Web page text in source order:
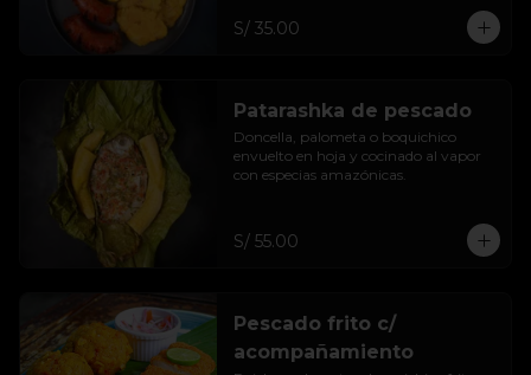
S/ 35.00
Patarashka de pescado
Doncella, palometa o boquichico
envuelto en hoja y cocinado al vapor
con especias amazónicas.
S/ 55.00
Pescado frito c/
acompañamiento